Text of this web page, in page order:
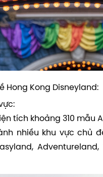
Hong Kong Disneyland:
tích khoảng 310 mẫu
nhiều khu vực chủ